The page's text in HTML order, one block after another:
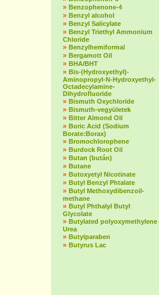
» Benzophenone-4
» Benzyl alcohol
» Benzyl Salicylate
» Benzyl Triethyl Ammonium
Chloride
» Benzylhemiformal
» Bergamott Oil
» BHA/BHT
» Bis-(Hydroxyethyl)-
Aminopropyl-N-Hydroxyethyl-
Octadecylamine-
Dihydrofluoride
» Bismuth Oxychloride
» Bismuth-vegyületek
» Bitter Almond Oil
» Boric Acid (Sodium
Borate:Borax)
» Bromochlorophene
» Burdock Root Oil
» Butan (bután)
» Butane
» Butoxyetyl Nicotinate
» Butyl Benzyl Phtalate
» Butyl Methoxydibenzoil-
methane
» Butyl Phthalyl Butyl
Glycolate
» Butylated polyoxymethylene
Urea
» Butylparaben
» Butyrus Lac